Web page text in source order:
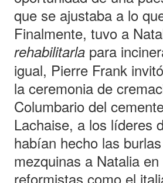
que se ajustaba a lo
Finalmente, tuvo a
rehabilitarla para
igual, Pierre Frank
la ceremonia de
Columbario del
Lachaise, a los líderes
habían hecho las
mezquinas a Natalia
reformistas como el